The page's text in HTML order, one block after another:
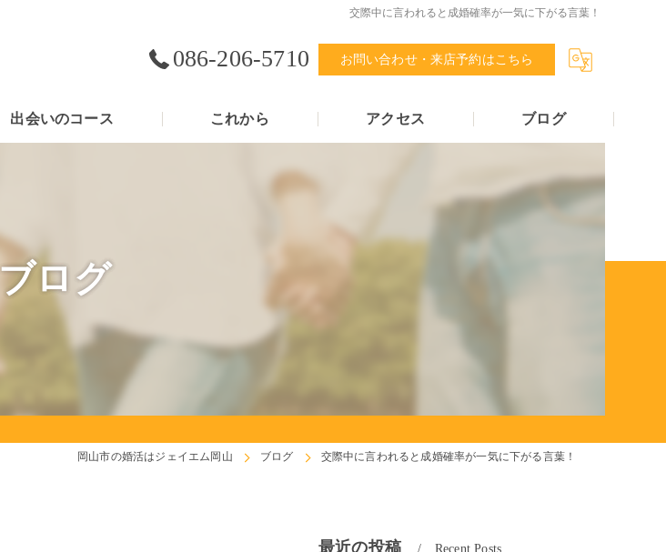
交際中に言われると成婚確率が一気に下がる言葉！
086-206-5710 お問い合わせ・来店予約はこちら
出会いのコース これから アクセス ブログ
ブログ
岡山市の婚活はジェイエム岡山 ブログ 交際中に言われると成婚確率が一気に下がる言葉！
最近の投稿 Recent Posts